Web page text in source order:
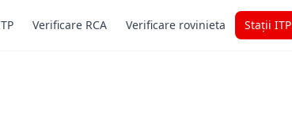
Verificare RCA Verificare rovinieta Stații ITP